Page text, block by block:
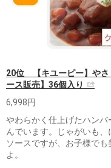
20位 【キユーピー】や
ース販売】36個入り
6,998円
やわらかく仕上げたハン
んでいます。じゃがいも
ソースですが、お子様で
よ。